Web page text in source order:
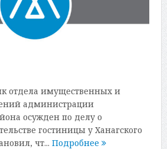
отдела имущественных и
администрации
осужден по делу о
гостиницы у Ханагского
чт... Подробнее